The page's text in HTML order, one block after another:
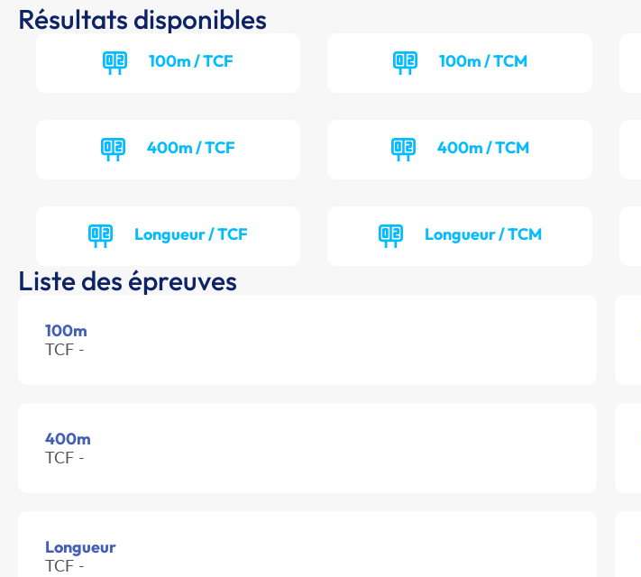
Résultats disponibles
100m / TCF 100m / TCM
400m / TCF 400m / TCM
Longueur / TCF Longueur / TCM
Liste des épreuves
100m
TCF -
400m
TCF -
Longueur
TCF -